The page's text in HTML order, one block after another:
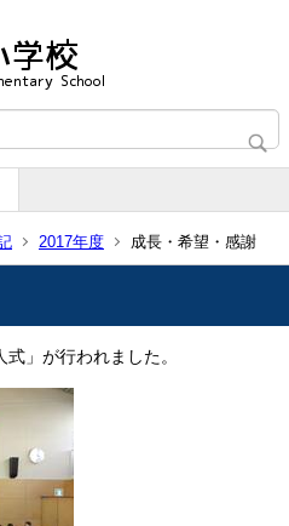
2017年度 成長・希望・感謝
」が行われました。